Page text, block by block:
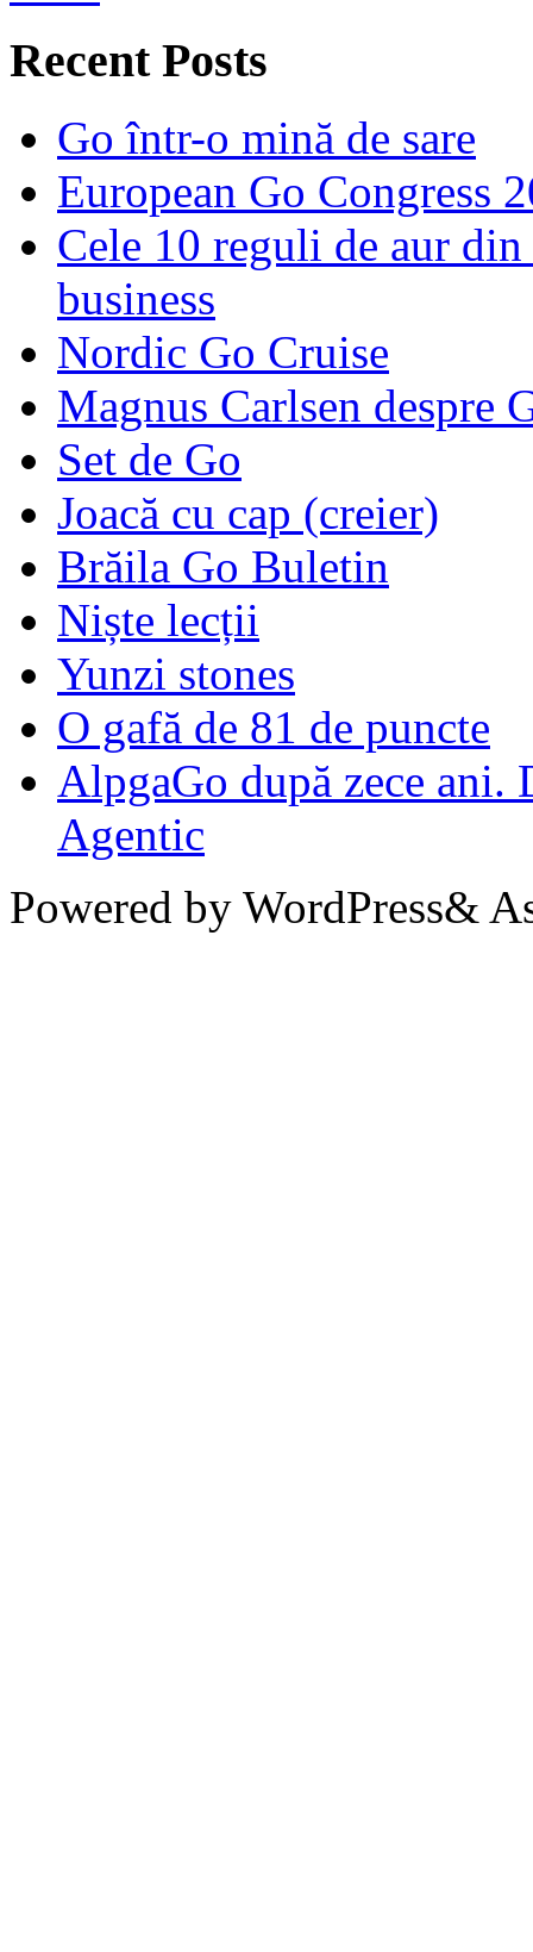
Recent Posts
Go într-o mină de sare
European Go Congress
Cele 10 reguli de aur
business
Nordic Go Cruise
Magnus Carlsen despre
Set de Go
Joacă cu cap (creier)
Brăila Go Buletin
Niște lecții
Yunzi stones
O gafă de 81 de puncte
AlpgaGo după zece ani.
Agentic
Powered by WordPress&